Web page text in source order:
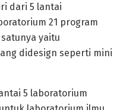
dari 5 lantai
21 program
yaitu
didesign seperti mini
5 laboratorium